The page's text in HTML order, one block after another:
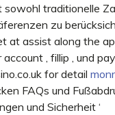
traditionelle
zu
at assist along the
, fillip , und
for detail
FAQs und
und Sicherheit ‘